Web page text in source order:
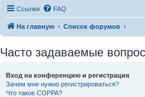
Ссылки FAQ
На главную Список форумов
Часто задаваемые
Вход на конференцию и регистрация
Зачем мне нужно регистрироваться?
Что такое COPPA?